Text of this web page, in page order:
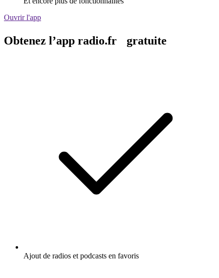
Ouvrir l'app
Obtenez l’app radio.fr gratuite
Ajout de radios et podcasts en favoris